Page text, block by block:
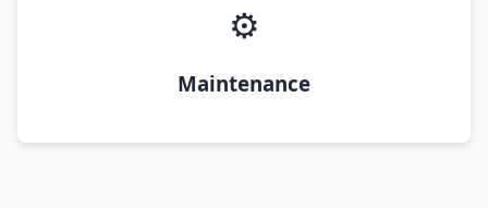
⚙️
Maintenance